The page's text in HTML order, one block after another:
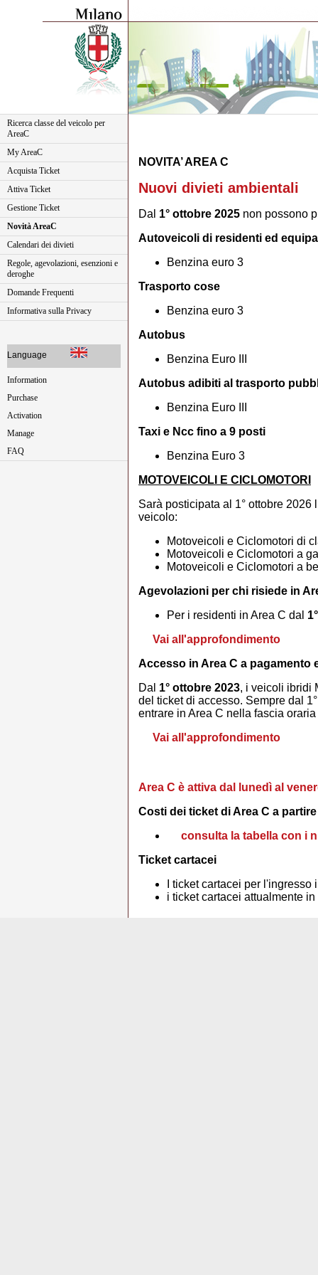
Ricerca classe del veicolo per
AreaC
My AreaC
Acquista Ticket
Attiva Ticket
Gestione Ticket
Novità AreaC
Calendari dei divieti
Regole, agevolazioni, esenzioni e
deroghe
Domande Frequenti
Informativa sulla Privacy
Language
Information
Purchase
Activation
Manage
FAQ
NOVITA’ AREA C
Nuovi divieti ambientali
Dal 1° ottobre 2025 non possono
Autoveicoli di residenti ed
Benzina euro 3
Trasporto cose
Benzina euro 3
Autobus
Benzina Euro III
Autobus adibiti al trasporto
Benzina Euro III
Taxi e Ncc fino a 9 posti
Benzina Euro 3
MOTOVEICOLI E CICLOMOTORI
Sarà posticipata al 1° ottobre
veicolo:
Motoveicoli e Ciclomotori di
Motoveicoli e Ciclomotori a
Motoveicoli e Ciclomotori a
Agevolazioni per chi risiede in
Per i residenti in Area C dal
Vai all'approfondimento
Accesso in Area C a pagamento
Dal 1° ottobre 2023, i veicoli ibridi
del ticket di accesso. Sempre dal
entrare in Area C nella fascia
Vai all'approfondimento
Area C è attiva dal lunedì al
Costi dei ticket di Area C a
consulta la tabella con i
Ticket cartacei
I ticket cartacei per
i ticket cartacei attualmente